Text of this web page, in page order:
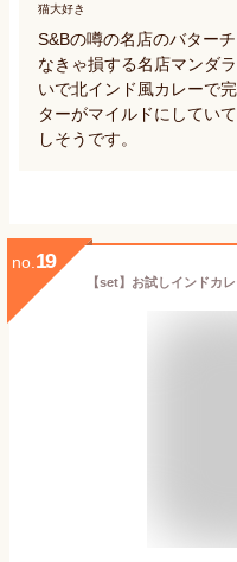
猫大好き
S&Bの噂の名店のバター
なきゃ損する名店マンダ
いで北インド風カレーで
ターがマイルドにしてい
しそうです。
no. 19